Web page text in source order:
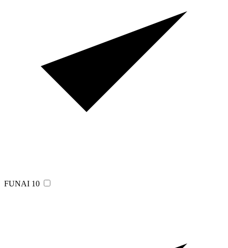
FUNAI 10